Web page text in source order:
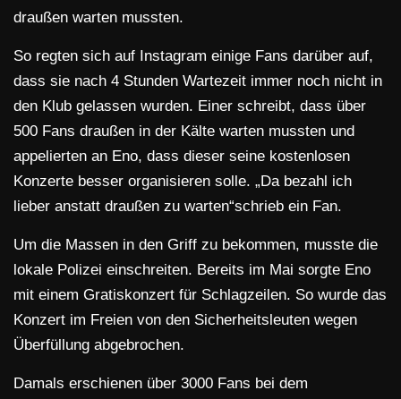
draußen warten mussten.
So regten sich auf Instagram einige Fans darüber auf,
dass sie nach 4 Stunden Wartezeit immer noch nicht in
den Klub gelassen wurden. Einer schreibt, dass über
500 Fans draußen in der Kälte warten mussten und
appelierten an Eno, dass dieser seine kostenlosen
Konzerte besser organisieren solle. „Da bezahl ich
lieber anstatt draußen zu warten“schrieb ein Fan.
Um die Massen in den Griff zu bekommen, musste die
lokale Polizei einschreiten. Bereits im Mai sorgte Eno
mit einem Gratiskonzert für Schlagzeilen. So wurde das
Konzert im Freien von den Sicherheitsleuten wegen
Überfüllung abgebrochen.
Damals erschienen über 3000 Fans bei dem